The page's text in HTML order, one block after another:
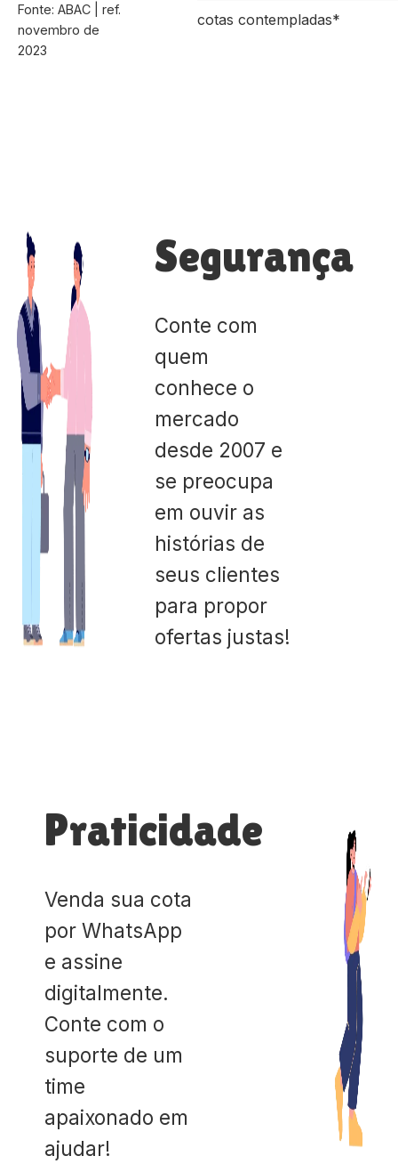
Fonte: ABAC | ref.
novembro de
2023
cotas contempladas*
Segurança
Conte com
quem
conhece o
mercado
desde 2007 e
se preocupa
em ouvir as
histórias de
seus clientes
para propor
ofertas justas!
Praticidade
Venda sua cota
por WhatsApp
e assine
digitalmente.
Conte com o
suporte de um
time
apaixonado em
ajudar!